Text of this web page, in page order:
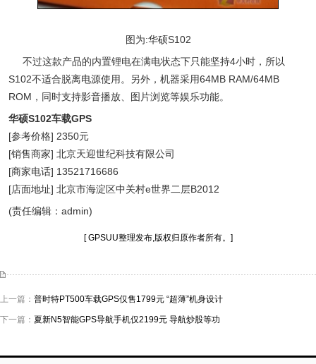
图为:华硕S102
不过这款产品的内置锂电在满电状态下只能坚持4小时，所以
S102不适合脱离电源使用。另外，机器采用64MB RAM/64MB
ROM，同时支持影音播放、图片浏览等娱乐功能。
华硕S102车载GPS
[参考价格] 2350元
[销售商家] 北京天迎世纪科技有限公司
[商家电话] 13521716686
[店面地址] 北京市海淀区中关村e世界二层B2012
(责任编辑：admin)
[ GPSUU整理发布,版权归原作者所有。]
上一篇： 普时特PT500车载GPS仅售1799元 “超薄”机身设计
下一篇： 夏新N5智能GPS导航手机仅2199元 导航炒股等功